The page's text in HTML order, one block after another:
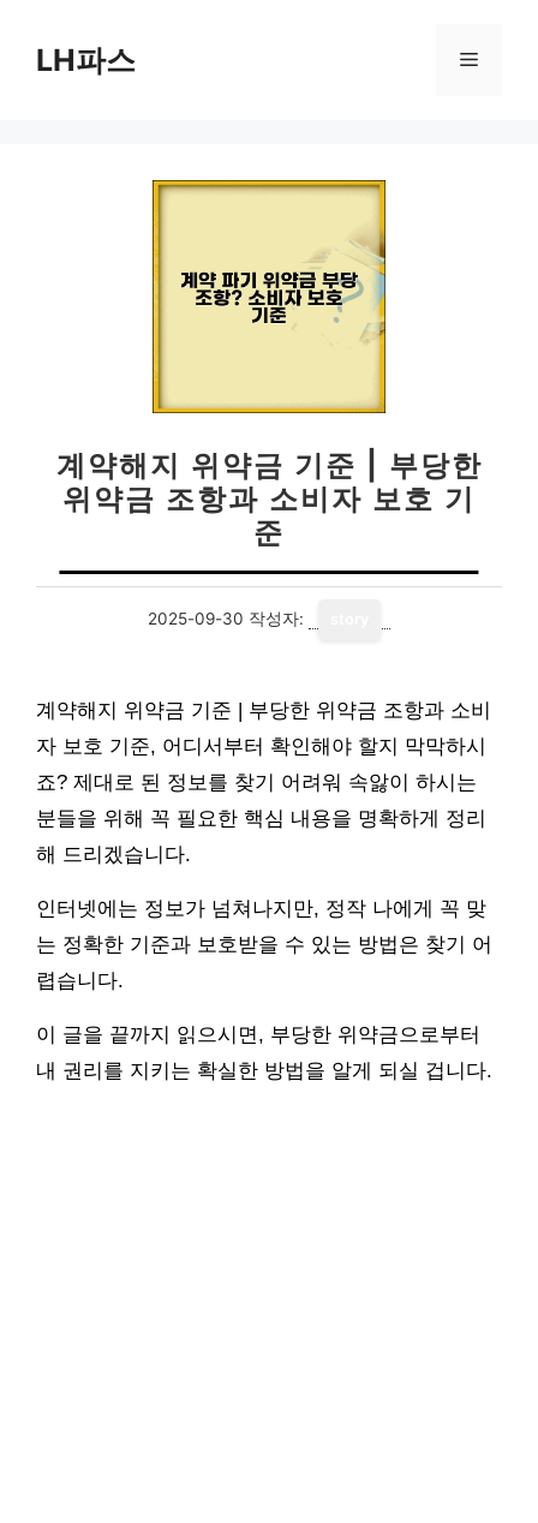
LH파스 메
계약해지 위약금 기준 | 부당한
위약금 조항과 소비자 보호 기
준
2025-09-30 작성자:
계약해지 위약금 기준 | 부당한 위약금 조항과 소비
자 보호 기준, 어디서부터 확인해야 할지 막막하시
죠? 제대로 된 정보를 찾기 어려워 속앓이 하시는
분들을 위해 꼭 필요한 핵심 내용을 명확하게 정리
해 드리겠습니다.
인터넷에는 정보가 넘쳐나지만, 정작 나에게 꼭 맞
는 정확한 기준과 보호받을 수 있는 방법은 찾기 어
렵습니다.
이 글을 끝까지 읽으시면, 부당한 위약금으로부터
내 권리를 지키는 확실한 방법을 알게 되실 겁니다.